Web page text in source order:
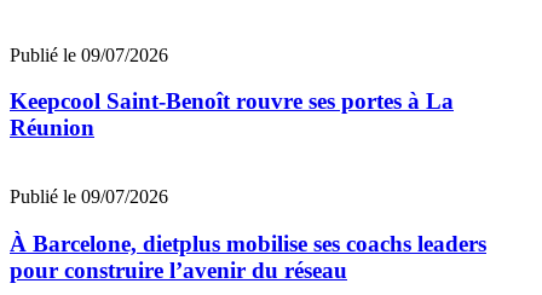
Publié le 09/07/2026
Keepcool Saint-Benoît rouvre ses portes à La
Réunion
Publié le 09/07/2026
À Barcelone, dietplus mobilise ses coachs leaders
pour construire l’avenir du réseau